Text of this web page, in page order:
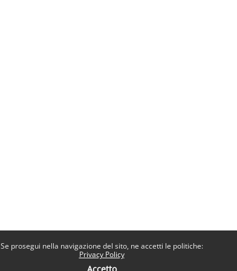
Se prosegui nella navigazione del sito, ne accetti le politiche:
Privacy Policy